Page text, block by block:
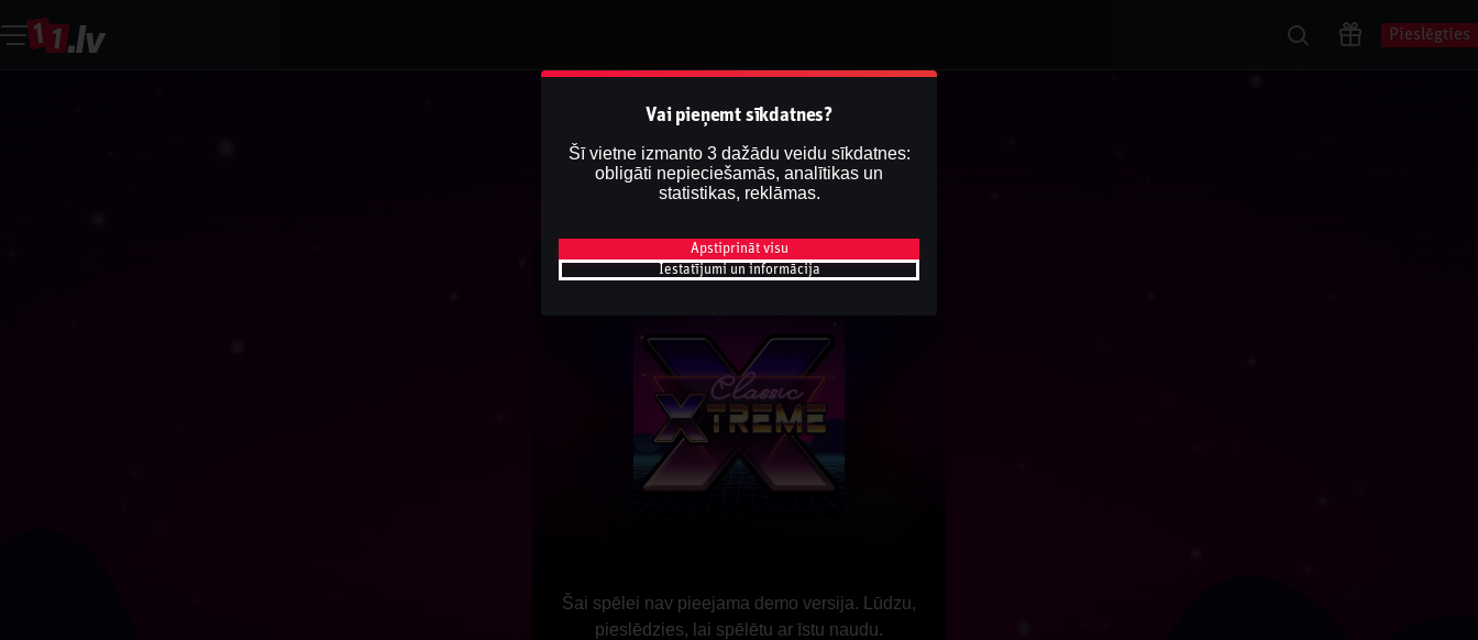
Pieslēgties
Šai spēlei nav pieejama demo versija. Lūdzu,
pieslēdzies, lai spēlētu ar īstu naudu.
Vai pieņemt sīkdatnes?
Šī vietne izmanto 3 dažādu veidu sīkdatnes:
obligāti nepieciešamās, analītikas un
statistikas, reklāmas.
Apstiprināt visu
Iestatījumi un informācija